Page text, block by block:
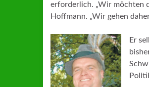
erforderlich. „Wir möchten
Hoffmann. „Wir gehen
Er